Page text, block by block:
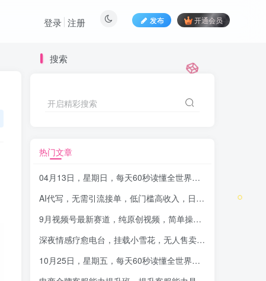
发布 开通会员
登录 注册
搜索
开启精彩搜索
热门文章
04月13日，星期日，每天60秒读懂全世界！-品小先项目发源地
AI代写，无需引流接单，低门槛高收入，日入200以上
-品小
9月视频号最新赛道，纯原创视频，简单操作轻松日入400+
深夜情感疗愈电台，挂载小雪花，无人售卖全国电影票
10月25日，星期五，每天60秒读懂全世界！-品小先项目发源地